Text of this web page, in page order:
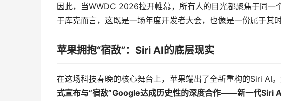
因此，当WWDC 2026拉开帷幕，所有人的目光都聚焦于同一
于库克而言，这既是一场年度开发者大会，也像是一份属于其
苹果拥抱“宿敌”：Siri AI的底层现实
在这场科技春晚的核心舞台上，苹果端出了全新重构的Siri AI
式宣布与“宿敌”Google达成历史性的深度合作——新一代Siri